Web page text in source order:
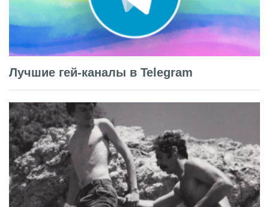
Лучшие гей-каналы в Telegram